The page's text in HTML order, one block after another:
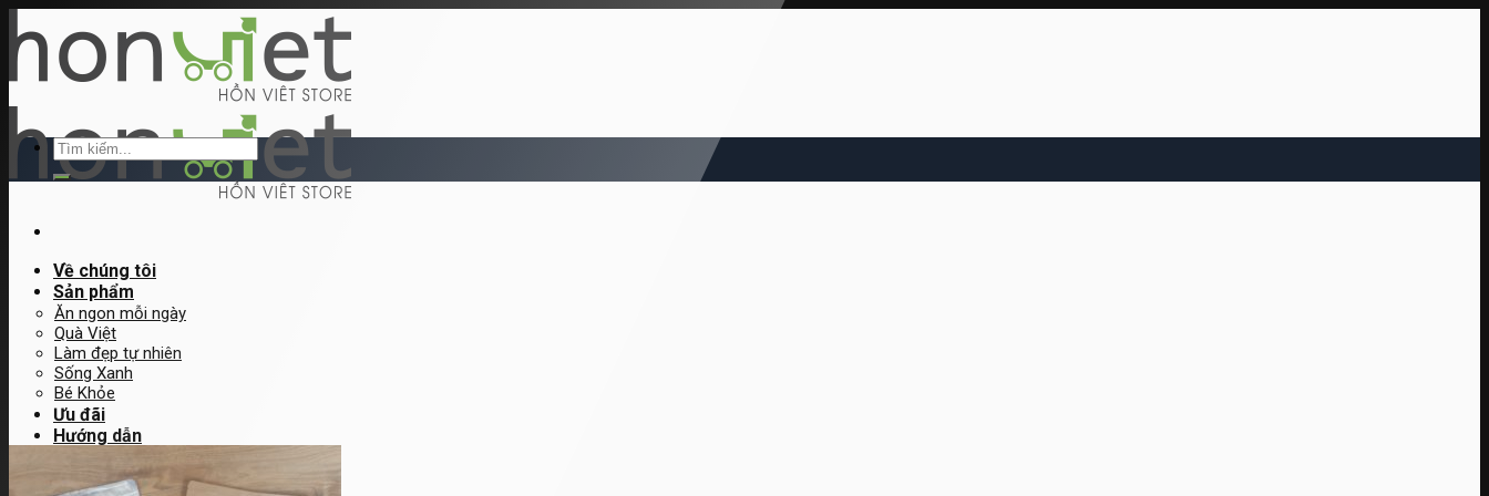
to
content
Về chúng tôi
Sản phẩm
Ăn ngon mỗi ngày
Quà Việt
Làm đẹp tự nhiên
Sống Xanh
Bé Khỏe
Ưu đãi
Hướng dẫn
Đăng ký bán hàng
Tìm
kiếm: